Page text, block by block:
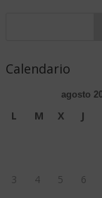
Calendario
agosto
L M X J
3 4 5 6